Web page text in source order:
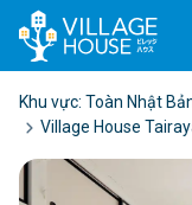
Khu vực: Toàn Nhật
Village House